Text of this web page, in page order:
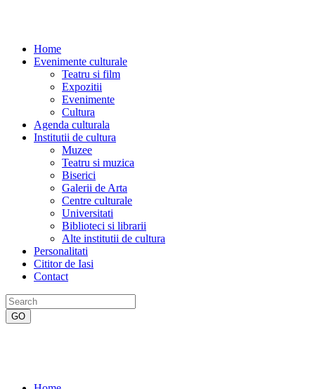
Home
Evenimente culturale
Teatru si film
Expozitii
Evenimente
Cultura
Agenda culturala
Institutii de cultura
Muzee
Teatru si muzica
Biserici
Galerii de Arta
Centre culturale
Universitati
Biblioteci si librarii
Alte institutii de cultura
Personalitati
Cititor de Iasi
Contact